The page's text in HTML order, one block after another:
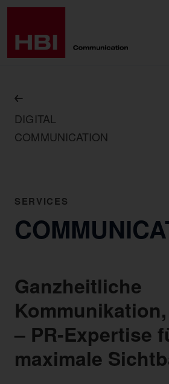
DIGITAL
COMMUNICATION
SERVICES
Ganzheitliche
– PR-Expertise
maximale